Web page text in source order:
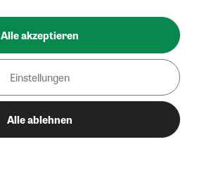
Alle akzeptieren
Einstellungen
Alle ablehnen